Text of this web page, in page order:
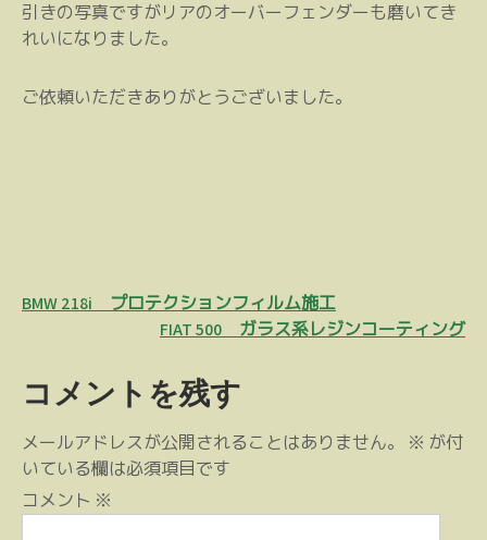
引きの写真ですがリアのオーバーフェンダーも磨いてき
れいになりました。
ご依頼いただきありがとうございました。
投
ビ
ゲ
ー
シ
BMW 218i プロテクションフィルム施工
FIAT 500 ガラス系レジンコーティング
コメントを残す
メールアドレスが公開されることはありません。 ※ が付
いている欄は必須項目です
コメント ※